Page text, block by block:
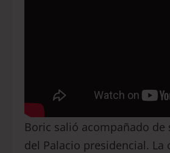
Boric salió acompañado de
del Palacio presidencial.